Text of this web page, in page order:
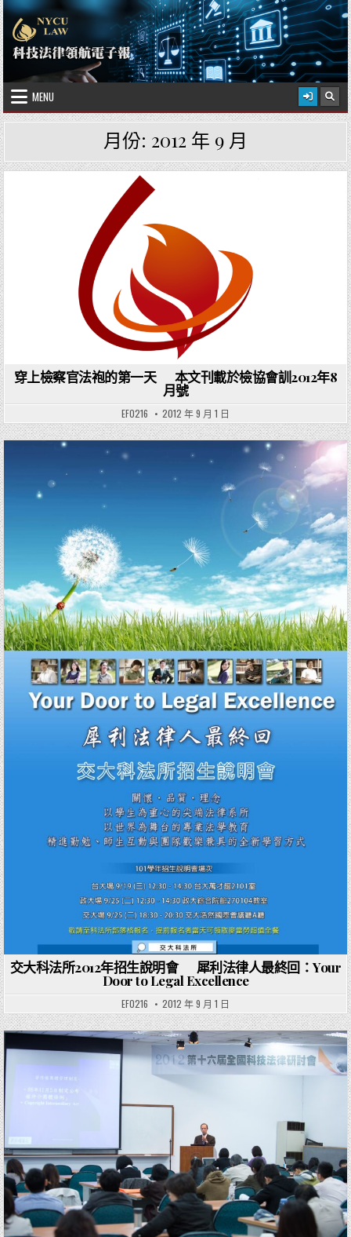
Skip to content 2026 年 8 月 10 日
國立陽明交通大學科技法律學院
MENU
月份: 2012 年 9 月
穿上檢察官法袍的第一天 本文刊載於檢協會訓2012年8
月號
EF0216 2012 年 9 月 1 日
Posted in
交大科法所2012年招生說明會 犀利法律人最終回：Your
Door to Legal Excellence
EF0216 2012 年 9 月 1 日
Posted in